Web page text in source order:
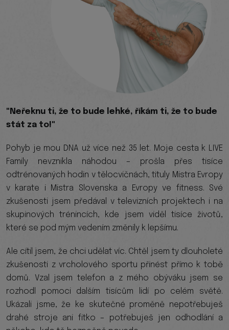
"Neřeknu ti, že to bude lehké, říkám ti, že to bude
stát za to!"
Pohyb je mou DNA už více než 35 let. Moje cesta k LIVE
Family nevznikla náhodou – prošla přes tisíce
odtrénovaných hodin v tělocvičnách, tituly Mistra Evropy
v karate i Mistra Slovenska a Evropy ve fitness. Své
zkušenosti jsem předával v televizních projektech i na
skupinových trénincích, kde jsem viděl tisíce životů,
které se pod mým vedením změnily k lepšímu.
Ale cítil jsem, že chci udělat víc. Chtěl jsem ty dlouholeté
zkušenosti z vrcholového sportu přinést přímo k tobě
domů. Vzal jsem telefon a z mého obýváku jsem se
rozhodl pomoci dalším tisícům lidí po celém světě.
Ukázali jsme, že ke skutečné proměně nepotřebuješ
drahé stroje ani fitko – potřebuješ jen odhodlání a